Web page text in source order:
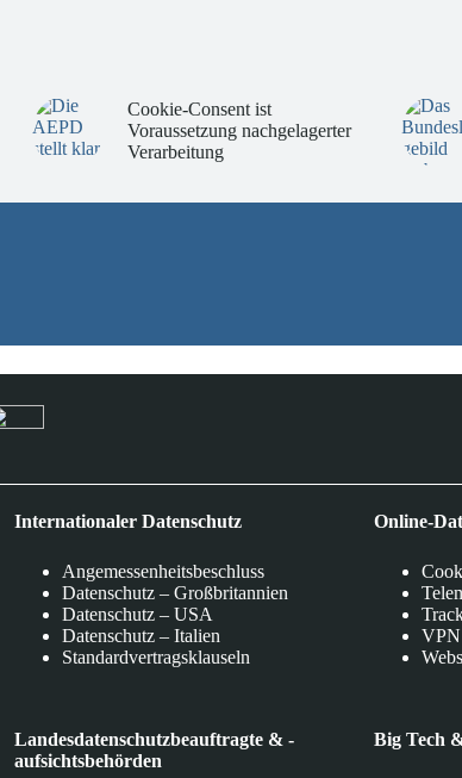
Cookie-Consent ist
Voraussetzung nachgelagerter
Verarbeitung
Internationaler Datenschutz
Angemessenheitsbeschluss
Datenschutz – Großbritannien
Datenschutz – USA
Datenschutz – Italien
Standardvertragsklauseln
Landesdatenschutzbeauftragte & -
aufsichtsbehörden
Online-
VPN
Big Tech